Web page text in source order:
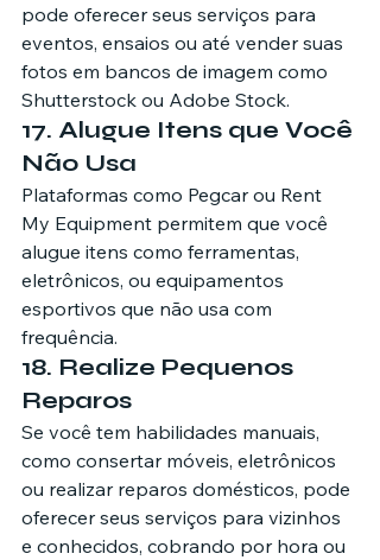
pode oferecer seus serviços para
eventos, ensaios ou até vender suas
fotos em bancos de imagem como
Shutterstock ou Adobe Stock.
17. Alugue Itens que Você
Não Usa
Plataformas como Pegcar ou Rent
My Equipment permitem que você
alugue itens como ferramentas,
eletrônicos, ou equipamentos
esportivos que não usa com
frequência.
18. Realize Pequenos
Reparos
Se você tem habilidades manuais,
como consertar móveis, eletrônicos
ou realizar reparos domésticos, pode
oferecer seus serviços para vizinhos
e conhecidos, cobrando por hora ou